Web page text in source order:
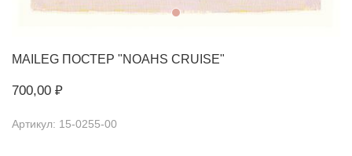
MAILEG ПОСТЕР "NOAHS CRUISE"
700,00 ₽
Артикул: 15-0255-00